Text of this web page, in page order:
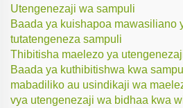
Utengenezaji wa sampuli
Baada ya kuishapoa mawasiliano
tutatengeneza sampuli
Thibitisha maelezo ya
Baada ya kuthibitishwa kwa
mabadiliko au usindikaji wa
vya utengenezaji wa bidhaa kwa